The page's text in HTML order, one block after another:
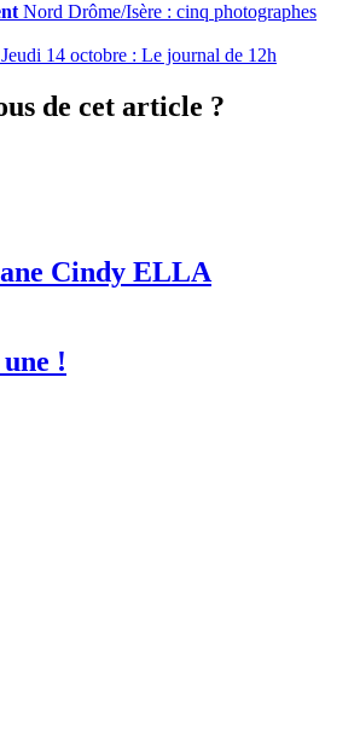
Nord Drôme/Isère : cinq photographes
Jeudi 14 octobre : Le journal de 12h
de cet article ?
Cindy ELLA
!